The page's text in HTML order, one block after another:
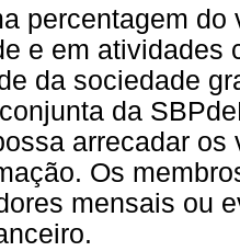
percentagem
e em atividades
da sociedade
da
arrecadar
Os
mensais ou